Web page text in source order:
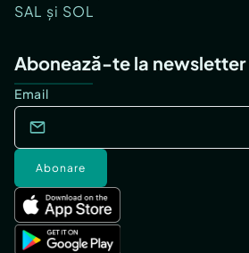
SAL și SOL
Abonează-te la newsletter
Email
Abonare